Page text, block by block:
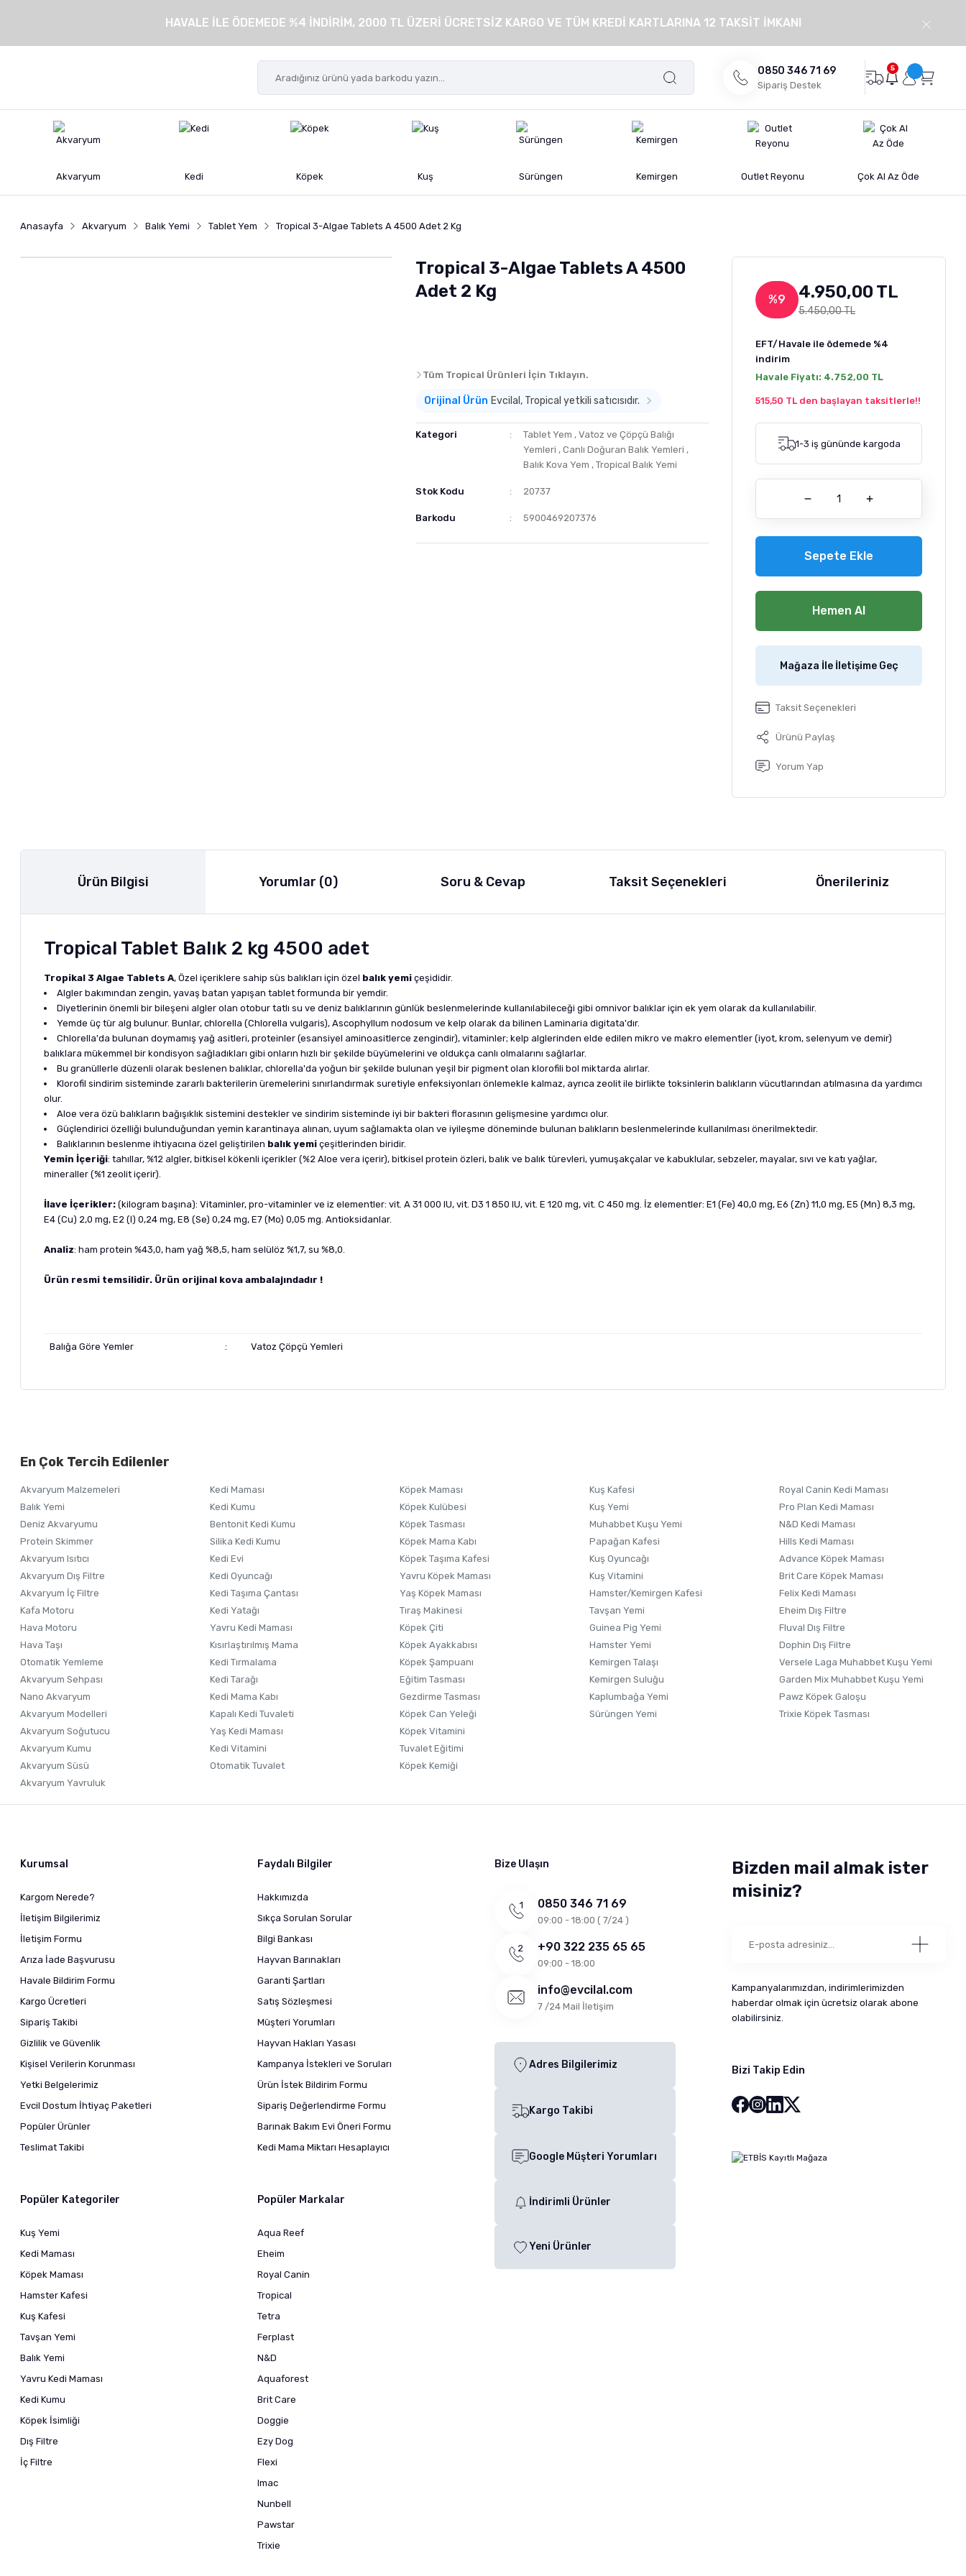
HAVALE İLE ÖDEMEDE %4 İNDİRİM, 2000 TL ÜZERİ ÜCRETSİZ KARGO VE TÜM KREDİ KARTLARINA 12 TAKSİT İMKANI
0850 346 71 69
Sipariş Destek
5
Akvaryum Kedi Köpek Kuş Sürüngen Kemirgen Outlet Reyonu Çok Al Az Öde
Anasayfa Akvaryum Balık Yemi Tablet Yem Tropical 3-Algae Tablets A 4500 Adet 2 Kg
Tropical 3-Algae Tablets A 4500
Adet 2 Kg
Tüm Tropical Ürünleri İçin Tıklayın.
Orijinal Ürün Evcilal, Tropical yetkili satıcısıdır.
Kategori Tablet Yem , Vatoz ve Çöpçü Balığı
Yemleri , Canlı Doğuran Balık Yemleri ,
Balık Kova Yem , Tropical Balık Yemi
Stok Kodu 20737
Barkodu 5900469207376
%9 4.950,00 TL
5.450,00 TL
EFT/Havale ile ödemede %4
indirim
Havale Fiyatı: 4.752,00 TL
515,50 TL den başlayan taksitlerle!!
1-3 iş gününde kargoda
Sepete Ekle
Hemen Al
Mağaza İle İletişime Geç
Taksit Seçenekleri
Ürünü Paylaş
Yorum Yap
Ürün Bilgisi Yorumlar (0) Soru & Cevap Taksit Seçenekleri Önerileriniz
Tropical Tablet Balık 2 kg 4500 adet
Tropikal 3 Algae Tablets A, Özel içeriklere sahip süs balıkları için özel balık yemi çeşididir.
Algler bakımından zengin, yavaş batan yapışan tablet formunda bir yemdir.
Diyetlerinin önemli bir bileşeni algler olan otobur tatlı su ve deniz balıklarının günlük beslenmelerinde kullanılabileceği gibi omnivor balıklar için ek yem olarak da kullanılabilir.
Yemde üç tür alg bulunur. Bunlar, chlorella (Chlorella vulgaris), Ascophyllum nodosum ve kelp olarak da bilinen Laminaria digitata'dır.
Chlorella'da bulunan doymamış yağ asitleri, proteinler (esansiyel aminoasitlerce zengindir), vitaminler; kelp alglerinden elde edilen mikro ve makro elementler (iyot, krom, selenyum ve demir)
balıklara mükemmel bir kondisyon sağladıkları gibi onların hızlı bir şekilde büyümelerini ve oldukça canlı olmalarını sağlarlar.
Bu granüllerle düzenli olarak beslenen balıklar, chlorella'da yoğun bir şekilde bulunan yeşil bir pigment olan klorofili bol miktarda alırlar.
Klorofil sindirim sisteminde zararlı bakterilerin üremelerini sınırlandırmak suretiyle enfeksiyonları önlemekle kalmaz, ayrıca zeolit ile birlikte toksinlerin balıkların vücutlarından atılmasına da yardımcı
olur.
Aloe vera özü balıkların bağışıklık sistemini destekler ve sindirim sisteminde iyi bir bakteri florasının gelişmesine yardımcı olur.
Güçlendirici özelliği bulunduğundan yemin karantinaya alınan, uyum sağlamakta olan ve iyileşme döneminde bulunan balıkların beslenmelerinde kullanılması önerilmektedir.
Balıklarının beslenme ihtiyacına özel geliştirilen balık yemi çeşitlerinden biridir.
Yemin İçeriği: tahıllar, %12 algler, bitkisel kökenli içerikler (%2 Aloe vera içerir), bitkisel protein özleri, balık ve balık türevleri, yumuşakçalar ve kabuklular, sebzeler, mayalar, sıvı ve katı yağlar,
mineraller (%1 zeolit içerir).
İlave İçerikler: (kilogram başına): Vitaminler, pro-vitaminler ve iz elementler: vit. A 31 000 IU, vit. D3 1 850 IU, vit. E 120 mg, vit. C 450 mg. İz elementler: E1 (Fe) 40,0 mg, E6 (Zn) 11,0 mg, E5 (Mn) 8,3 mg,
E4 (Cu) 2,0 mg, E2 (I) 0,24 mg, E8 (Se) 0,24 mg, E7 (Mo) 0,05 mg. Antioksidanlar.
Analiz: ham protein %43,0, ham yağ %8,5, ham selülöz %1,7, su %8,0.
Ürün resmi temsilidir. Ürün orijinal kova ambalajındadır !
Balığa Göre Yemler : Vatoz Çöpçü Yemleri
Ürünü Satın Al ve Yorumla
Ürün açıklamasında eksik bilgiler bulunuyor.
Ürün fiyatı diğer sitelerden daha pahalı.
Bu ürüne benzer farklı alternatifler olmalı.
Gönder
En Çok Tercih Edilenler
Akvaryum Malzemeleri
Balık Yemi
Deniz Akvaryumu
Protein Skimmer
Akvaryum Isıtıcı
Akvaryum Dış Filtre
Akvaryum İç Filtre
Kafa Motoru
Hava Motoru
Hava Taşı
Otomatik Yemleme
Akvaryum Sehpası
Nano Akvaryum
Akvaryum Modelleri
Akvaryum Soğutucu
Akvaryum Kumu
Akvaryum Süsü
Akvaryum Yavruluk
Kedi Maması
Kedi Kumu
Bentonit Kedi Kumu
Silika Kedi Kumu
Kedi Evi
Kedi Oyuncağı
Kedi Taşıma Çantası
Kedi Yatağı
Yavru Kedi Maması
Kısırlaştırılmış Mama
Kedi Tırmalama
Kedi Tarağı
Kedi Mama Kabı
Kapalı Kedi Tuvaleti
Yaş Kedi Maması
Kedi Vitamini
Otomatik Tuvalet
Köpek Maması
Köpek Kulübesi
Köpek Tasması
Köpek Mama Kabı
Köpek Taşıma Kafesi
Yavru Köpek Maması
Yaş Köpek Maması
Tıraş Makinesi
Köpek Çiti
Köpek Ayakkabısı
Köpek Şampuanı
Eğitim Tasması
Gezdirme Tasması
Köpek Can Yeleği
Köpek Vitamini
Tuvalet Eğitimi
Köpek Kemiği
Kuş Kafesi
Kuş Yemi
Muhabbet Kuşu Yemi
Papağan Kafesi
Kuş Oyuncağı
Kuş Vitamini
Hamster/Kemirgen Kafesi
Tavşan Yemi
Guinea Pig Yemi
Hamster Yemi
Kemirgen Talaşı
Kemirgen Suluğu
Kaplumbağa Yemi
Sürüngen Yemi
Royal Canin Kedi Maması
Pro Plan Kedi Maması
N&D Kedi Maması
Hills Kedi Maması
Advance Köpek Maması
Brit Care Köpek Maması
Felix Kedi Maması
Eheim Dış Filtre
Fluval Dış Filtre
Dophin Dış Filtre
Versele Laga Muhabbet Kuşu Yemi
Garden Mix Muhabbet Kuşu Yemi
Pawz Köpek Galoşu
Trixie Köpek Tasması
Kurumsal
Kargom Nerede?
İletişim Bilgilerimiz
İletişim Formu
Arıza İade Başvurusu
Havale Bildirim Formu
Kargo Ücretleri
Sipariş Takibi
Gizlilik ve Güvenlik
Kişisel Verilerin Korunması
Yetki Belgelerimiz
Evcil Dostum İhtiyaç Paketleri
Popüler Ürünler
Teslimat Takibi
Faydalı Bilgiler
Hakkımızda
Sıkça Sorulan Sorular
Bilgi Bankası
Hayvan Barınakları
Garanti Şartları
Satış Sözleşmesi
Müşteri Yorumları
Hayvan Hakları Yasası
Kampanya İstekleri ve Soruları
Ürün İstek Bildirim Formu
Sipariş Değerlendirme Formu
Barınak Bakım Evi Öneri Formu
Kedi Mama Miktarı Hesaplayıcı
Popüler Kategoriler
Kuş Yemi
Kedi Maması
Köpek Maması
Hamster Kafesi
Kuş Kafesi
Tavşan Yemi
Balık Yemi
Yavru Kedi Maması
Kedi Kumu
Köpek İsimliği
Dış Filtre
İç Filtre
Popüler Markalar
Aqua Reef
Eheim
Royal Canin
Tropical
Tetra
Ferplast
N&D
Aquaforest
Brit Care
Doggie
Ezy Dog
Flexi
Imac
Nunbell
Pawstar
Trixie
Bize Ulaşın
0850 346 71 69
09:00 - 18:00 ( 7/24 )
+90 322 235 65 65
09:00 - 18:00
info@evcilal.com
7 /24 Mail İletişim
Adres Bilgilerimiz
Kargo Takibi
Google Müşteri Yorumları
İndirimli Ürünler
Yeni Ürünler
Bizden mail almak ister
misiniz?
Kampanyalarımızdan, indirimlerimizden
haberdar olmak için ücretsiz olarak abone
olabilirsiniz.
Bizi Takip Edin